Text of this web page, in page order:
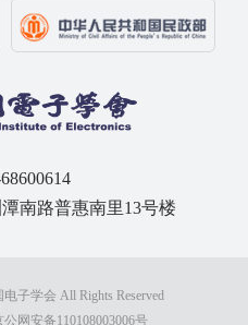
南路普惠南里13号楼
子学会 All Rights Reserved
公网安备110108003006号